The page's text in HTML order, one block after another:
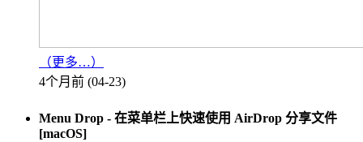
（更多…）
4个月前 (04-23)
Menu Drop - 在菜单栏上快速使用 AirDrop 分享文件
[macOS]